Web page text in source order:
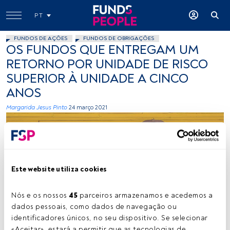
Este website utiliza cookies
Nós e os nossos 45 parceiros armazenamos e acedemos a
dados pessoais, como dados de navegação ou
identificadores únicos, no seu dispositivo. Se selecionar
PT
FUNDOS DE AÇÕES FUNDOS DE OBRIGAÇÕES
OS FUNDOS QUE ENTREGAM UM
RETORNO POR UNIDADE DE RISCO
SUPERIOR À UNIDADE A CINCO
ANOS
Margarida Jesus Pinto 24 março 2021
Photo by Edu Lauton on Unsplash